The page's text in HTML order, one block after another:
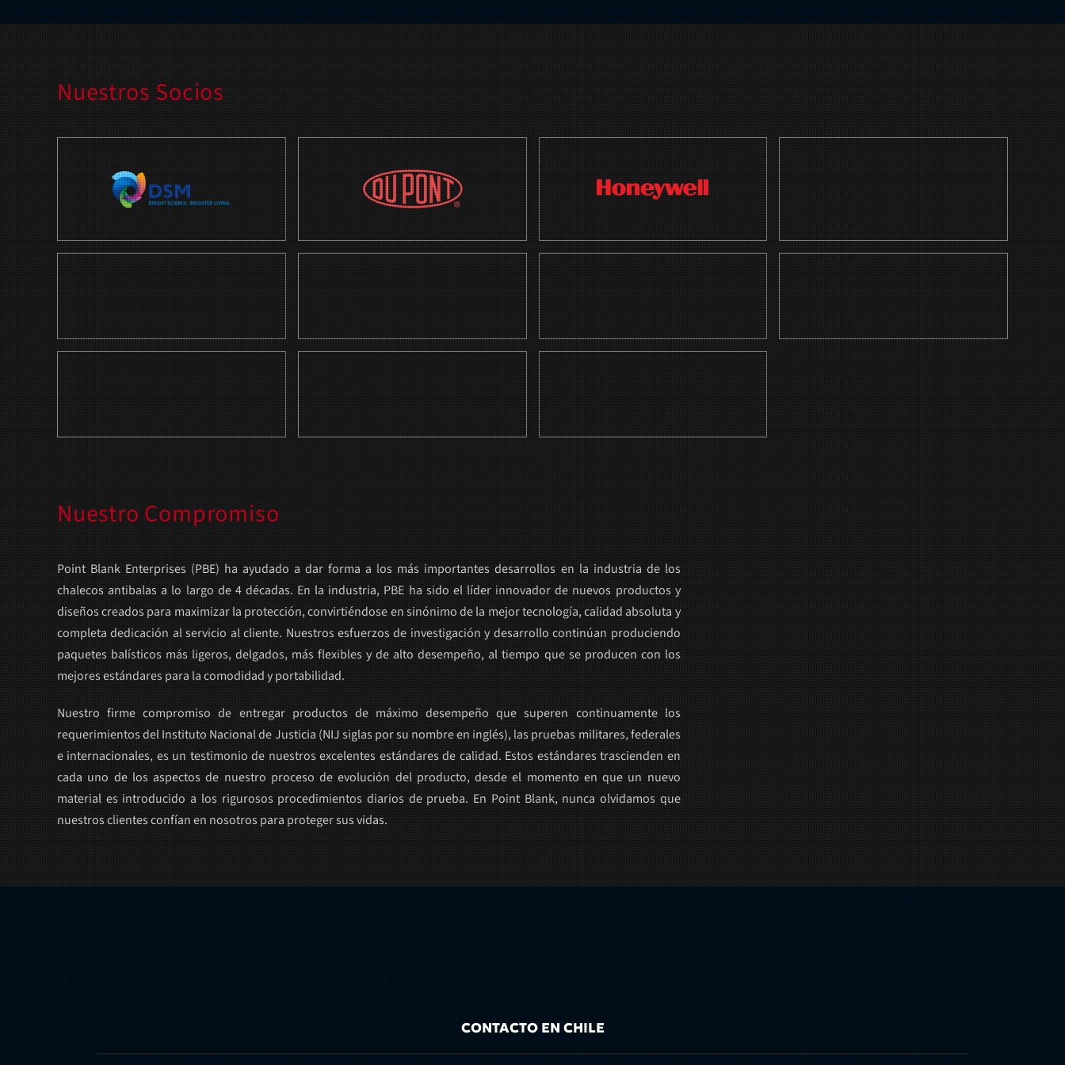
Nuestros Socios
Nuestro Compromiso
Point Blank Enterprises (PBE) ha ayudado a dar forma a los más importantes desarrollos en la industria de los
chalecos antibalas a lo largo de 4 décadas. En la industria, PBE ha sido el líder innovador de nuevos productos y
diseños creados para maximizar la protección, convirtiéndose en sinónimo de la mejor tecnología, calidad absoluta y
completa dedicación al servicio al cliente. Nuestros esfuerzos de investigación y desarrollo continúan produciendo
paquetes balísticos más ligeros, delgados, más flexibles y de alto desempeño, al tiempo que se producen con los
mejores estándares para la comodidad y portabilidad.
Nuestro firme compromiso de entregar productos de máximo desempeño que superen continuamente los
requerimientos del Instituto Nacional de Justicia (NIJ siglas por su nombre en inglés), las pruebas militares, federales
e internacionales, es un testimonio de nuestros excelentes estándares de calidad. Estos estándares trascienden en
cada uno de los aspectos de nuestro proceso de evolución del producto, desde el momento en que un nuevo
material es introducido a los rigurosos procedimientos diarios de prueba. En Point Blank, nunca olvidamos que
nuestros clientes confían en nosotros para proteger sus vidas.
CONTACTO EN CHILE